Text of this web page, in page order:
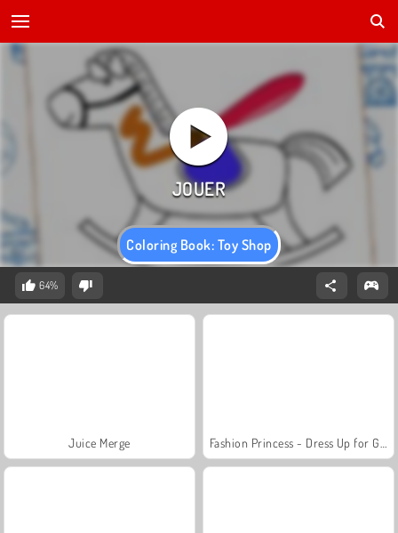
Coloring Book: Toy Shop
64%
Juice Merge